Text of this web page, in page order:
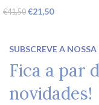
€41,50 €21,50
SUBSCREVE A
Fica a par
novidades!